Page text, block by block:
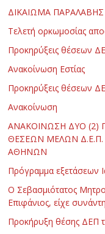
ΔΙΚΑΙΩΜΑ
Τελετή ορκωμοσίας
Προκηρύξεις θέσεων
Ανακοίνωση Εστίας
Προκηρύξεις θέσεων
Ανακοίνωση
ΑΝΑΚΟΙΝΩΣΗ ΔΥΟ
ΘΕΣΕΩΝ ΜΕΛΩΝ Δ.Ε.Π.
ΑΘΗΝΩΝ
Πρόγραμμα εξετάσεων
Ο Σεβασμιότατος
Επιφάνιος, είχε
Προκήρυξη θέσης ΔΕΠ